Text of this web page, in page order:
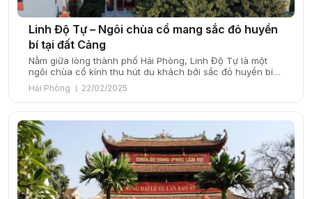
Linh Độ Tự – Ngôi chùa cổ mang sắc đỏ huyền
bí tại đất Cảng
Nằm giữa lòng thành phố Hải Phòng, Linh Độ Tự là một
ngôi chùa cổ kính thu hút du khách bởi sắc đỏ huyền bí
và lối kiến trúc độc đáo, mang đậm dấu ấn văn hóa Phật
giáo. Được xây dựng từ thế kỷ trước, ngôi chùa không chỉ
là nơi thờ phụng linh […]
Hải Phòng 22/02/2025